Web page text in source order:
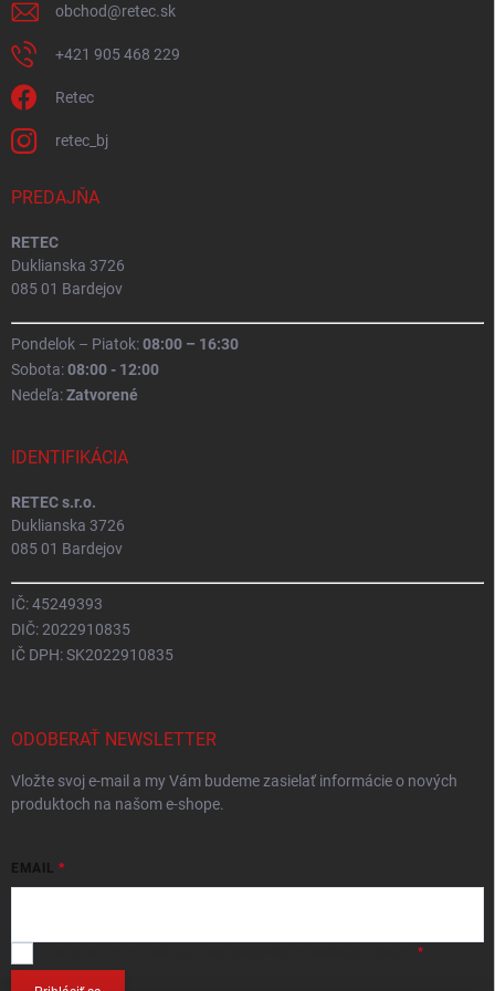
obchod@retec.sk
+421 905 468 229
Retec
retec_bj
PREDAJŇA
RETEC
Duklianska 3726
085 01 Bardejov
Pondelok – Piatok:08:00 – 16:30
Sobota:08:00 - 12:00
Nedeľa:Zatvorené
IDENTIFIKÁCIA
RETEC s.r.o.
Duklianska 3726
085 01 Bardejov
IČ: 45249393
DIČ: 2022910835
IČ DPH: SK2022910835
ODOBERAŤ NEWSLETTER
Vložte svoj e-mail a my Vám budeme zasielať informácie o nových
produktoch na našom e-shope.
EMAIL